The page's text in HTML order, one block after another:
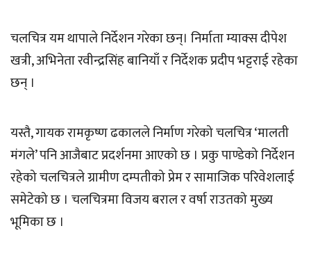
चलचित्र यम थापाले निर्देशन गरेका छन्। निर्माता म्याक्स दीपेश
खत्री, अभिनेता रवीन्द्रसिंह बानियाँ र निर्देशक प्रदीप भट्टराई रहेका
छन् ।
यस्तै, गायक रामकृष्ण ढकालले निर्माण गरेको चलचित्र ‘मालती
मंगले’ पनि आजैबाट प्रदर्शनमा आएको छ । प्रकु पाण्डेको निर्देशन
रहेको चलचित्रले ग्रामीण दम्पतीको प्रेम र सामाजिक परिवेशलाई
समेटेको छ । चलचित्रमा विजय बराल र वर्षा राउतको मुख्य
भूमिका छ ।